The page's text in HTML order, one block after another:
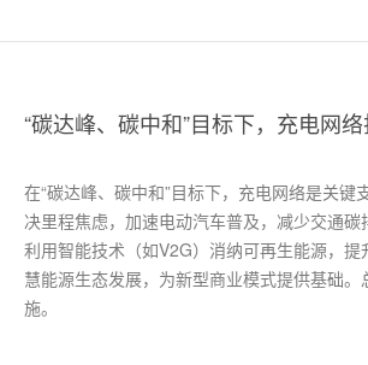
“碳达峰、碳中和”目标下，充电网
在“碳达峰、碳中和”目标下，充电网络是关
决里程焦虑，加速电动汽车普及，减少交通
利用智能技术（如V2G）消纳可再生能源，
慧能源生态发展，为新型商业模式提供基础
施。